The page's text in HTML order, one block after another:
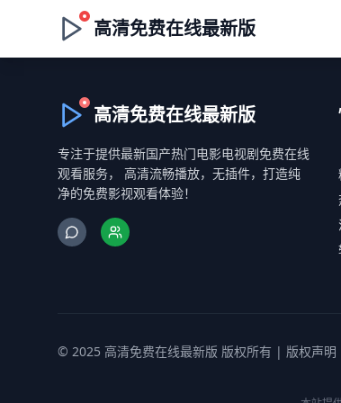
高清免费在线最新版
高清免费在线最新版
专注于提供最新国产热门电影电视剧免费在线
观看服务， 高清流畅播放，无插件，打造纯
净的免费影视观看体验！
© 2025 高清免费在线最新版 版权所有 | 版权声明